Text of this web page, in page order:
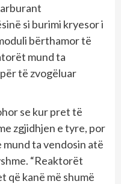
si burimi kryesor i
bërthamor të
mund ta
të zvogëluar
se kur pret të
zgjidhjen e tyre, por
mund ta vendosin atë
“Reaktorët
që kanë më shumë